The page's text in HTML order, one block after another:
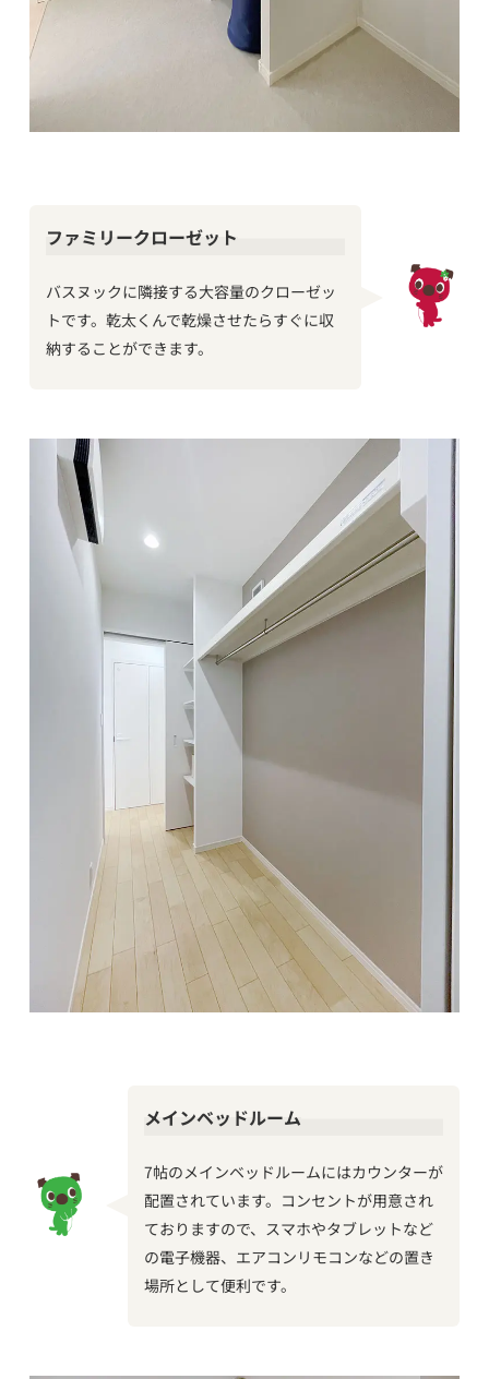
ファミリークローゼット
バスヌックに隣接する大容量のクローゼッ
トです。乾太くんで乾燥させたらすぐに収
納することができます。
メインベッドルーム
7帖のメインベッドルームにはカウンターが
配置されています。コンセントが用意され
ておりますので、スマホやタブレットなど
の電子機器、エアコンリモコンなどの置き
場所として便利です。